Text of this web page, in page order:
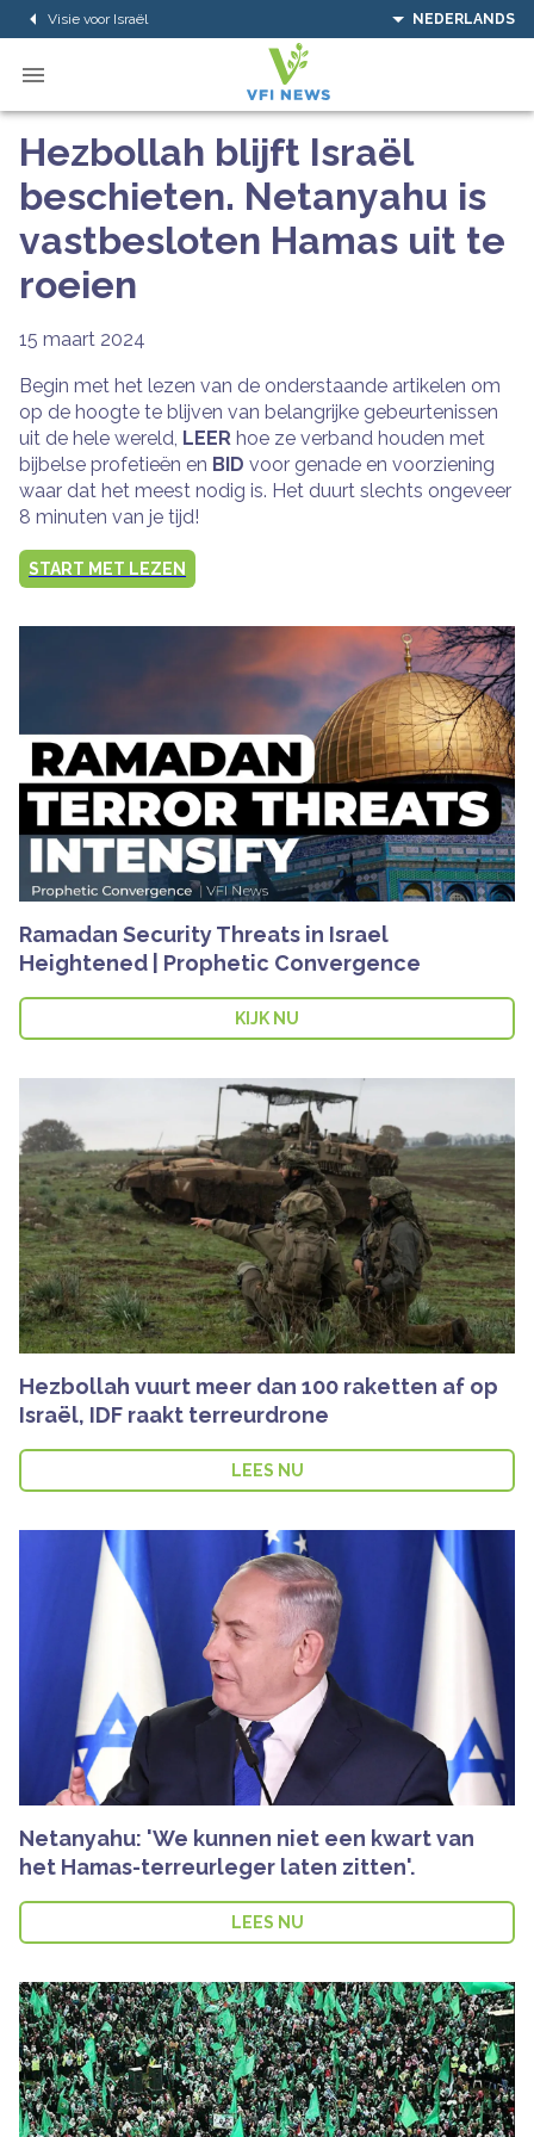
Visie voor Israël NEDERLANDS
Hezbollah blijft Israël
beschieten. Netanyahu is
vastbesloten Hamas uit te
roeien
15 maart 2024
Begin met het lezen van de onderstaande artikelen om
op de hoogte te blijven van belangrijke gebeurtenissen
uit de hele wereld, LEER hoe ze verband houden met
bijbelse profetieën en BID voor genade en voorziening
waar dat het meest nodig is. Het duurt slechts ongeveer
8 minuten van je tijd!
START MET LEZEN
Ramadan Security Threats in Israel
Heightened | Prophetic Convergence
KIJK NU
Hezbollah vuurt meer dan 100 raketten af op
Israël, IDF raakt terreurdrone
LEES NU
Netanyahu: 'We kunnen niet een kwart van
het Hamas-terreurleger laten zitten'.
LEES NU